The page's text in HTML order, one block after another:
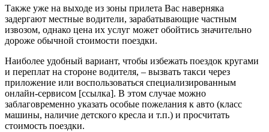
Также уже на выходе из зоны прилета Вас наверняка
задергают местные водители, зарабатывающие частным
извозом, однако цена их услуг может обойтись значительно
дороже обычной стоимости поездки.
Наиболее удобный вариант, чтобы избежать поездок кругами
и переплат на стороне водителя, – вызвать такси через
приложение или воспользоваться специализированным
онлайн-сервисом [ссылка]. В этом случае можно
заблаговременно указать особые пожелания к авто (класс
машины, наличие детского кресла и т.п.) и просчитать
стоимость поездки.